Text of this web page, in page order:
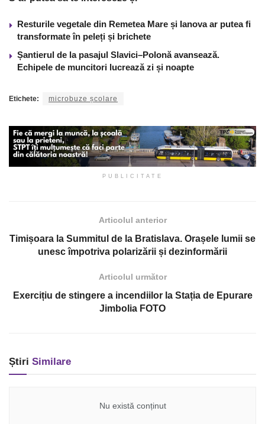
Resturile vegetale din Remetea Mare și Ianova ar putea fi
transformate în peleți și brichete
Șantierul de la pasajul Slavici–Polonă avansează.
Echipele de muncitori lucrează zi și noapte
Etichete: microbuze școlare
PUBLICITATE
Articolul anterior
Timișoara la Summitul de la Bratislava. Orașele lumii se
unesc împotriva polarizării și dezinformării
Articolul următor
Exercițiu de stingere a incendiilor la Stația de Epurare
Jimbolia FOTO
Știri Similare
Nu există conținut